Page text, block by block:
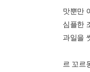
맛뿐만
심플한
과일을
르 꼬르